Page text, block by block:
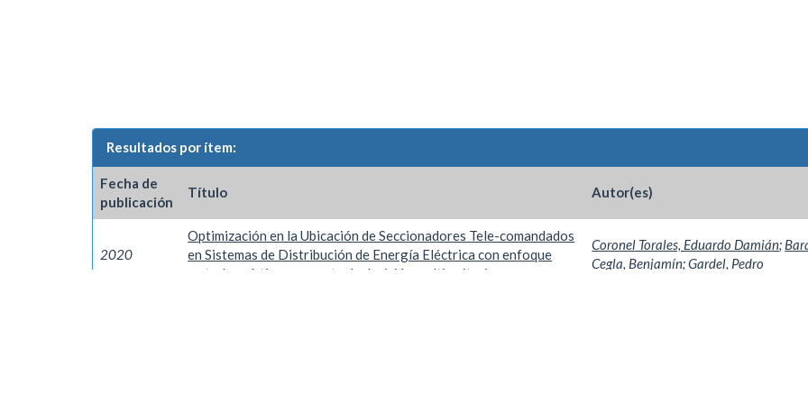
Resultados por ítem:
Fecha de
publicación
Título Autor(es)
2020
Optimización en la Ubicación de Seccionadores Tele-comandados
en Sistemas de Distribución de Energía Eléctrica con enfoque
meta-heurístico y soporte de decisión multi-criterio
Coronel Torales, Eduardo Damián;
Cegla, Benjamín;Gardel, Pedro